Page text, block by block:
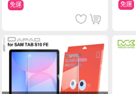
免運 免運